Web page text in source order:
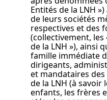
Entités de la LNH
de leurs sociétés
respectives et des
(collectivement, les
de la LNH »), ainsi
famille immédiate
dirigeants,
et mandataires
de la LNH (à savoir
enfants, les frères